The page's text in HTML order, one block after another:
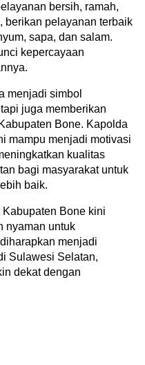
bersih, ramah,
berikan pelayanan terbaik
sapa, dan salam.
kepercayaan
menjadi simbol
juga memberikan
Bone. Kapolda
mampu menjadi motivasi
kualitas
bagi masyarakat untuk
baik.
Bone kini
nyaman untuk
menjadi
Sulawesi Selatan,
dekat dengan